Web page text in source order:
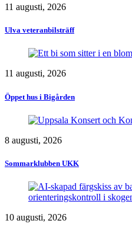
11 augusti, 2026
Ulva veteranbilsträff
11 augusti, 2026
Öppet hus i Bigården
8 augusti, 2026
Sommarklubben UKK
10 augusti, 2026